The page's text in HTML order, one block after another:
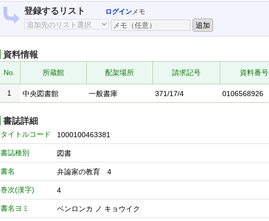
登録するリスト ログインメモ
資料情報
No. 所蔵館 配架場所 請求記号 資料番号
1
中央図書館 一般書庫 371/17/4 0106568926
書誌詳細
タイトルコード 1000100463381
書誌種別 図書
書名 弁論家の教育 4
巻次(漢字) 4
書名ヨミ ベンロンカ ノ キョウイク